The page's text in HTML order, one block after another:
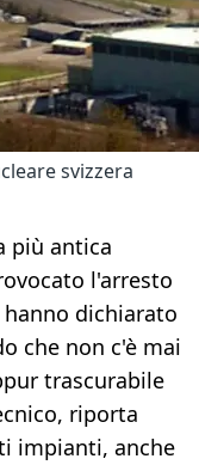
svizzera
più antica
l'arresto
dichiarato
che non c'è mai
trascurabile
riporta
impianti, anche